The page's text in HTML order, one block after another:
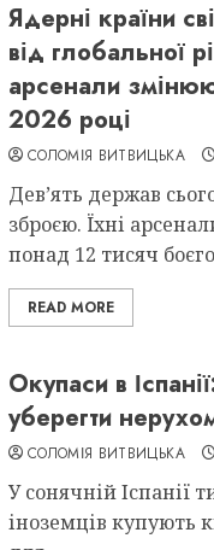
Ядерні країни
від глобальної
арсенали
2026 році
СОЛОМІЯ ВИТВИЦЬКА
Дев’ять держав
зброєю. Їхні
понад 12 тисяч
READ MORE
Окупаси в
уберегти
СОЛОМІЯ ВИТВИЦЬКА
У сонячній Іспанії
іноземців купують